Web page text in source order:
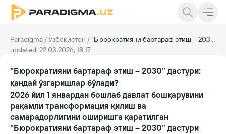
Paradigma /Ўзбекистон / “Бюрократияни бартараф этиш – 2030” дастури: қандай ўзгаришлар бўлади?
updated: 22.03.2026, 18:17
“Бюрократияни бартараф этиш – 2030” дастури:
қандай ўзгаришлар бўлади?
2026 йил 1 январдан бошлаб давлат бошқарувини
рақамли трансформация қилиш ва
самарадорлигини оширишга қаратилган
“Бюрократияни бартараф этиш – 2030” дастури